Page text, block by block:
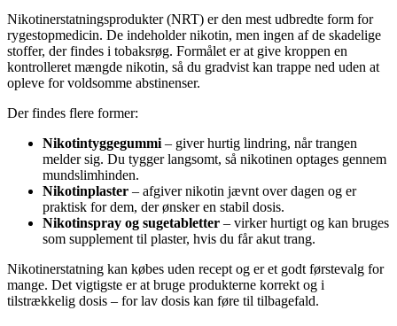
Nikotinerstatningsprodukter (NRT) er den mest udbredte form for
rygestopmedicin. De indeholder nikotin, men ingen af de skadelige
stoffer, der findes i tobaksrøg. Formålet er at give kroppen en
kontrolleret mængde nikotin, så du gradvist kan trappe ned uden at
opleve for voldsomme abstinenser.
Der findes flere former:
Nikotintyggegummi– giver hurtig lindring, når trangen
melder sig. Du tygger langsomt, så nikotinen optages gennem
mundslimhinden.
Nikotinplaster – afgiver nikotin jævnt over dagen og er
praktisk for dem, der ønsker en stabil dosis.
Nikotinspray og sugetabletter – virker hurtigt og kan bruges
som supplement til plaster, hvis du får akut trang.
Nikotinerstatning kan købes uden recept og er et godt førstevalg for
mange. Det vigtigste er at bruge produkterne korrekt og i
tilstrækkelig dosis – for lav dosis kan føre til tilbagefald.